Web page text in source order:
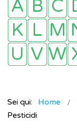
Sei qui: Home
Pesticidi